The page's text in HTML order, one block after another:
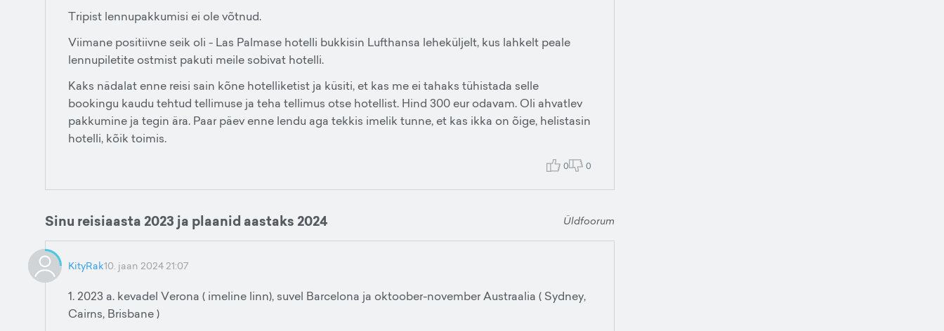
Tripist lennupakkumisi ei ole võtnud.
Viimane positiivne seik oli - Las Palmase hotelli bukkisin Lufthansa leheküljelt, kus lahkelt peale
lennupiletite ostmist pakuti meile sobivat hotelli.
Kaks nädalat enne reisi sain kõne hotelliketist ja küsiti, et kas me ei tahaks tühistada selle
bookingu kaudu tehtud tellimuse ja teha tellimus otse hotellist. Hind 300 eur odavam. Oli ahvatlev
pakkumine ja tegin ära. Paar päev enne lendu aga tekkis imelik tunne, et kas ikka on õige, helistasin
hotelli, kõik toimis.
0 0
Sinu reisiaasta 2023 ja plaanid aastaks 2024 Üldfoorum
KityRak10. jaan 2024 21:07
1. 2023 a. kevadel Verona ( imeline linn), suvel Barcelona ja oktoober-november Austraalia ( Sydney,
Cairns, Brisbane )